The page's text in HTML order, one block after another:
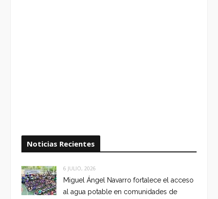
Noticias Recientes
6 JULIO, 2026
Miguel Ángel Navarro fortalece el acceso
al agua potable en comunidades de